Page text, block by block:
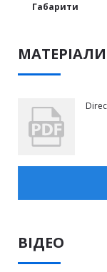
Габарити
ВІДЕО